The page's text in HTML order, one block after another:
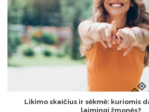
Likimo skaičius ir sėkmė: kuriomis
laimingi žmonės?